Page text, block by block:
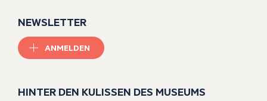
NEWSLETTER
ANMELDEN
HINTER DEN KULISSEN DES MUSEUMS